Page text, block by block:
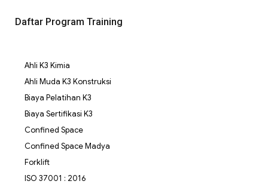
Daftar Program Training
Ahli K3 Kimia
Ahli Muda K3 Konstruksi
Biaya Pelatihan K3
Biaya Sertifikasi K3
Confined Space
Confined Space Madya
Forklift
ISO 37001 : 2016